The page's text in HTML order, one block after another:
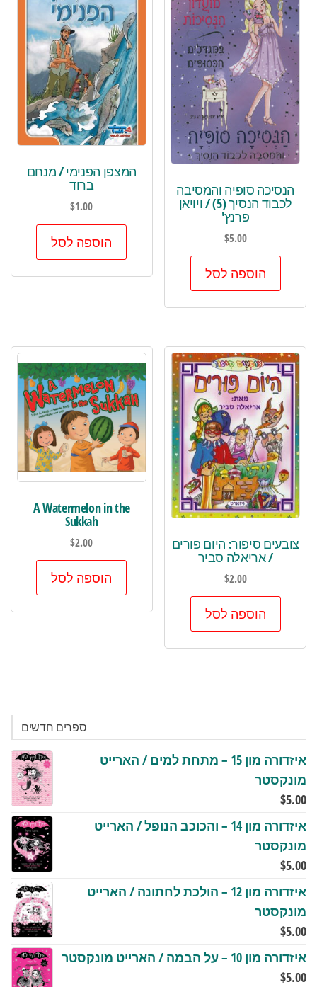
הנסיכה סופיה והמסיבה
לכבוד הנסיך (5) / ויויאן
פרנץ'
$5.00
הוספה לסל
המצפן הפנימי / מנחם
ברוד
$1.00
הוספה לסל
צובעים סיפור: היום פורים
/ אריאלה סביר
$2.00
הוספה לסל
A Watermelon in the
Sukkah
$2.00
הוספה לסל
ספרים חדשים
איזדורה מון 15 – מתחת למים / הארייט
מונקסטר
$5.00
איזדורה מון 14 – והכוכב הנופל / הארייט
מונקסטר
$5.00
איזדורה מון 12 – הולכת לחתונה / הארייט
מונקסטר
$5.00
איזדורה מון 10 – על הבמה / הארייט מונקסטר
$5.00